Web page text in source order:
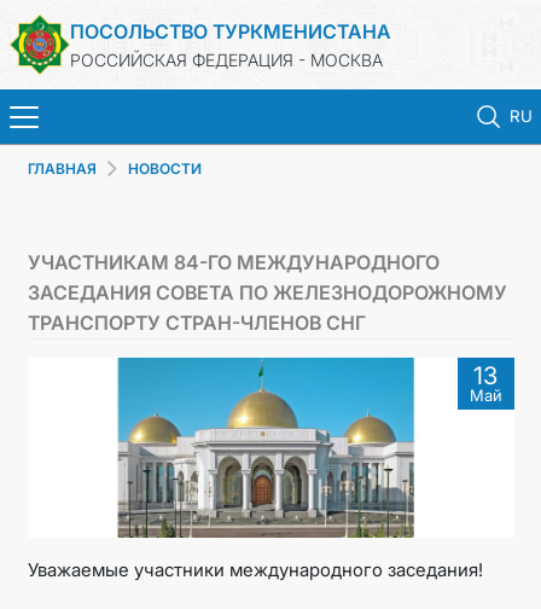
ПОСОЛЬСТВО ТУРКМЕНИСТАНА
РОССИЙСКАЯ ФЕДЕРАЦИЯ - МОСКВА
RU
КОНСУЛЬСКИЕ УСЛУГИ
ВИЗА
КОНТАКТНЫЕ ДАННЫЕ
ГЛАВНАЯ НОВОСТИ
УЧАСТНИКАМ 84-ГО МЕЖДУНАРОДНОГО
ЗАСЕДАНИЯ СОВЕТА ПО ЖЕЛЕЗНОДОРОЖНОМУ
ТРАНСПОРТУ СТРАН-ЧЛЕНОВ СНГ
13
Май
Уважаемые участники международного заседания!